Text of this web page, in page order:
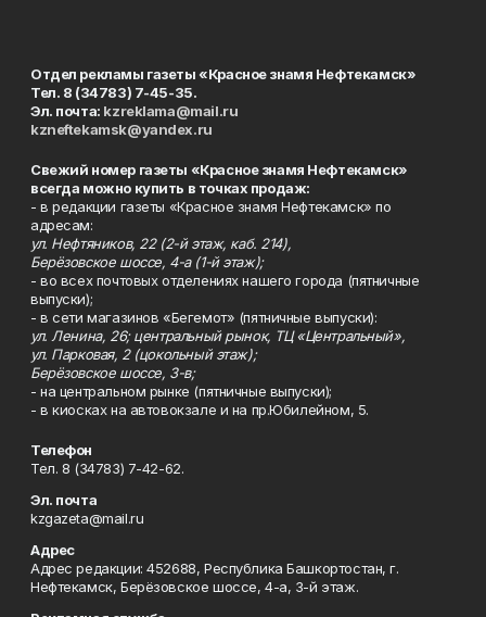
Отдел рекламы газеты «Красное знамя Нефтекамск»
Тел. 8 (34783) 7-45-35.
Эл. почта: kzreklama@mail.ru
kzneftekamsk@yandex.ru
Свежий номер газеты «Красное знамя Нефтекамск»
всегда можно купить в точках продаж:
- в редакции газеты «Красное знамя Нефтекамск» по
адресам:
ул. Нефтяников, 22 (2-й этаж, каб. 214),
Берёзовское шоссе, 4-а (1-й этаж);
- во всех почтовых отделениях нашего города (пятничные
выпуски);
- в сети магазинов «Бегемот» (пятничные выпуски):
ул. Ленина, 26; центральный рынок, ТЦ «Центральный»,
ул. Парковая, 2 (цокольный этаж);
Берёзовское шоссе, 3-в;
- на центральном рынке (пятничные выпуски);
- в киосках на автовокзале и на пр.Юбилейном, 5.
Телефон
Тел. 8 (34783) 7-42-62.
Эл. почта
kzgazeta@mail.ru
Адрес
Адрес редакции: 452688, Республика Башкортостан, г.
Нефтекамск, Берёзовское шоссе, 4-а, 3-й этаж.